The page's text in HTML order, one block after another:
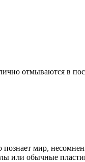
отмываются в
познает мир,
или обычные